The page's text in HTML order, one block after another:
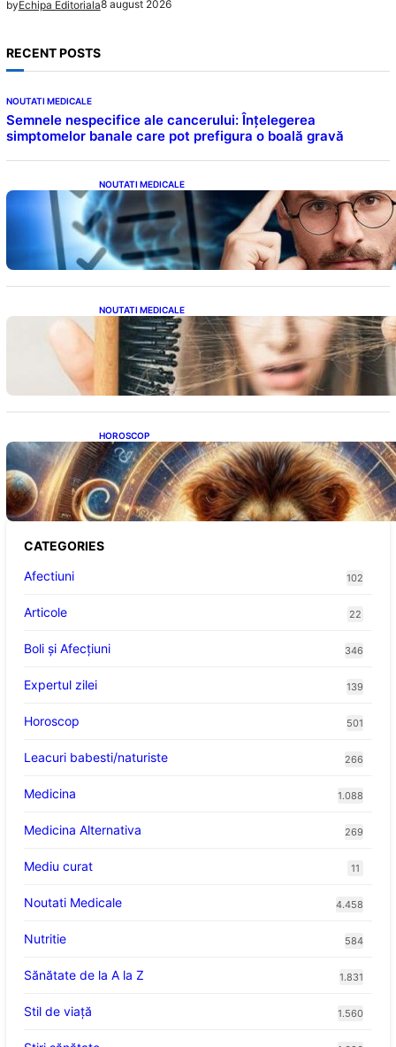
byEchipa Editoriala8 august 2026
RECENT POSTS
NOUTATI MEDICALE
Semnele nespecifice ale cancerului: Înțelegerea
simptomelor banale care pot prefigura o boală gravă
NOUTATI MEDICALE
Inteligența dincolo de note: Semnele unui IQ
ridicat care nu țin de școală
NOUTATI MEDICALE
Semnele unei deficiențe de proteine:
Impactul asupra sănătății tale
HOROSCOP
Portalul Leului 8/8: Oportunități de
Abundență pentru Cinci Zodii în 2026
CATEGORIES
Afectiuni
102
Articole 22
Boli și Afecțiuni 346
Expertul zilei 139
Horoscop 501
Leacuri babesti/naturiste 266
Medicina 1.088
Medicina Alternativa 269
Mediu curat 11
Noutati Medicale 4.458
Nutritie 584
Sănătate de la A la Z 1.831
Stil de viaţă 1.560